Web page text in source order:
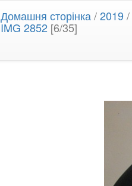
Домашня сторінка /2019 /
IMG 2852 [6/35]